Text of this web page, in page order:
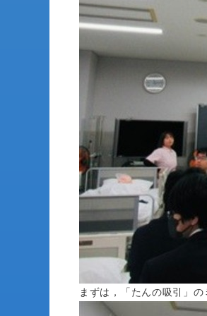
まずは，「たんの吸引」